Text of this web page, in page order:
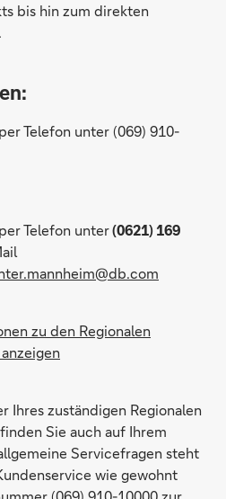
bis hin zum direkten
Telefon unter (069) 910-
Telefon unter(0621) 169
zu den Regionalen
Ihres zuständigen Regionalen
Sie auch auf Ihrem
Servicefragen steht
wie gewohnt